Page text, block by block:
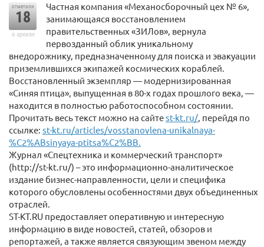
отметили
18
в архиве
Частная компания «Механосборочный цех № 6»,
занимающаяся восстановлением
правительственных «ЗИЛов», вернула
первозданный облик уникальному
внедорожнику, предназначенному для поиска и эвакуации
приземлившихся экипажей космических кораблей.
Восстановленный экземпляр — модернизированная
«Синяя птица», выпущенная в 80-х годах прошлого века, —
находится в полностью работоспособном состоянии.
Прочитать весь текст можно на сайтеst-kt.ru/, перейдя по
ссылке: st-kt.ru/articles/vosstanovlena-unikalnaya-
%C2%ABsinyaya-ptitsa%C2%BB.
Журнал «Спецтехника и коммерческий транспорт»
(http://st-kt.ru/) – это информационно-аналитическое
издание бизнес-направленности, цели и специфика
которого обусловлены особенностями двух объединенных
отраслей.
ST-KT.RU предоставляет оперативную и интересную
информацию в виде новостей, статей, обзоров и
репортажей, а также является связующим звеном между